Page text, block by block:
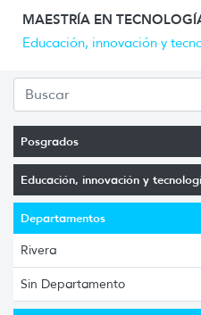
Posgrados
Educación, innovación y
Departamentos
Rivera
Sin Departamento
MAESTRÍA EN
Educación, innovación y